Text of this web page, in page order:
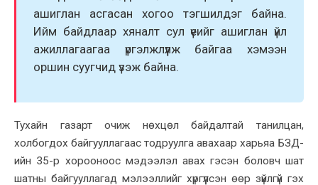
ашиглан асгасан хогоо тэгшилдэг байна.
Ийм байдлаар хяналт сул үеийг ашиглан үйл
ажиллагаагаа үргэлжлүүлж байгаа хэмээн
оршин суугчид үзэж байна.
Тухайн газарт очиж нөхцөл байдалтай танилцан,
холбогдох байгууллагаас тодруулга авахаар харьяа БЗД-
ийн 35-р хорооноос мэдээлэл авах гэсэн боловч шат
шатны байгууллагад мэлээллийг хүргүүлсэн өөр зүйлгүй гэх